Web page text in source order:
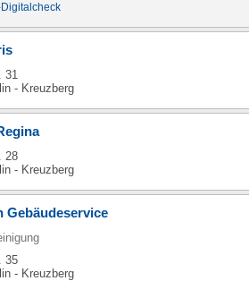
31
- Kreuzberg
28
- Kreuzberg
Gebäudeservice
35
- Kreuzberg